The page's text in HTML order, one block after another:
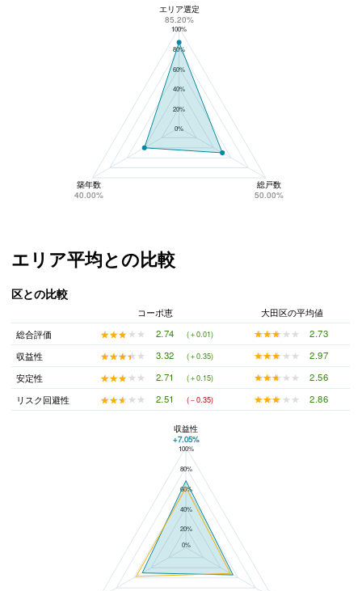
コーポ恵のリスク回避性
100%
80%
60%
40%
20%
0%
エリア選定
85.20%
築年数
40.00%
総戸数
50.00%
エリア平均との比較
区との比較
コーポ恵
大田区の平均値
総合評価
★★★★★
★★★★★ 2.74 (＋0.01) ★★★★★
★★★★★
2.73
収益性
★★★★★
★★★★★ 3.32 (＋0.35) ★★★★★
★★★★★
2.97
安定性
★★★★★
★★★★★ 2.71 (＋0.15) ★★★★★
★★★★★
2.56
リスク回避性
★★★★★
★★★★★ 2.51 (－0.35) ★★★★★
★★★★★ 2.86
100%
80%
60%
40%
20%
0%
収益性
+7.05%